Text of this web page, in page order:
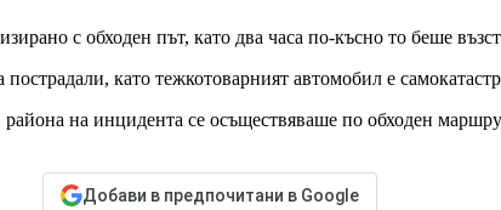
с обходен път, като два часа по-късно то беше
като тежкотоварният автомобил е
на инцидента се осъществяваше по обходен
Добави в предпочитани в Google